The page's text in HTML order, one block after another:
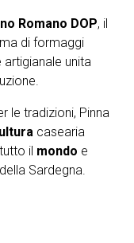
Romano DOP, il
di formaggi
artigianale unita
le tradizioni, Pinna
casearia
il mondo e
Sardegna.